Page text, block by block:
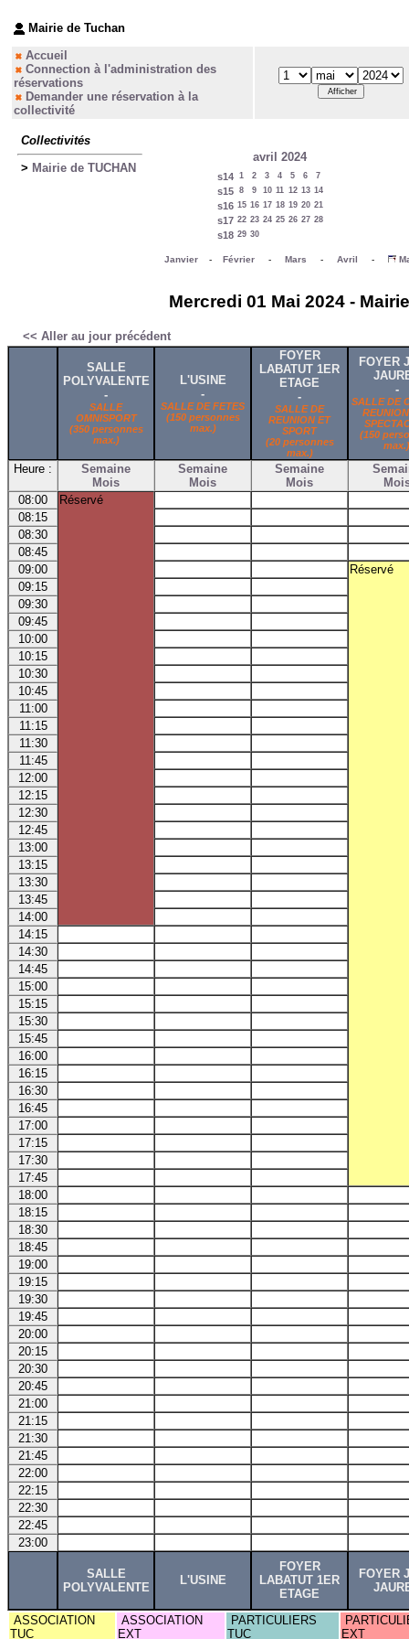
Mairie de Tuchan
Accueil
Connection à l'administration des
réservations
Demander une réservation à la
collectivité
Collectivités
> Mairie de TUCHAN
avril 2024
s14 1 2 3 4 5 6 7
s15 8 9 10 11 12 13 14
s16 15 16 17 18 19 20 21
s17 22 23 24 25 26 27 28
s18 29 30
Janvier- Février- Mars - Avril -
Mercredi 01 Mai 2024 -
<< Aller au jour précédent
SALLE
POLYVALENTE
-
SALLE
OMNISPORT
(350 personnes
max.)
L'USINE
-
SALLE DE FETES
(150 personnes
max.)
FOYER
LABATUT 1ER
ETAGE
-
SALLE DE
REUNION ET
SPORT
(20 personnes
max.)
FOYER
-
SALLE DE
(150
max.)
Heure :
Semaine
Mois
Semaine
Mois
Semaine
Mois
08:00
Réservé
08:15
08:30
08:45
09:00
Réservé
09:15
09:30
09:45
10:00
10:15
10:30
10:45
11:00
11:15
11:30
11:45
12:00
12:15
12:30
12:45
13:00
13:15
13:30
13:45
14:00
14:15
14:30
14:45
15:00
15:15
15:30
15:45
16:00
16:15
16:30
16:45
17:00
17:15
17:30
17:45
18:00
18:15
18:30
18:45
19:00
19:15
19:30
19:45
20:00
20:15
20:30
20:45
21:00
21:15
21:30
21:45
22:00
22:15
22:30
22:45
23:00
SALLE
POLYVALENTE
L'USINE
FOYER
LABATUT 1ER
ETAGE
FOYER
ASSOCIATION
TUC
ASSOCIATION
EXT
PARTICULIERS
TUC
EXT